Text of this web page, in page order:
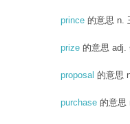
prince 的意思 n.
prize 的意思 adj.
proposal 的意思
purchase 的意思